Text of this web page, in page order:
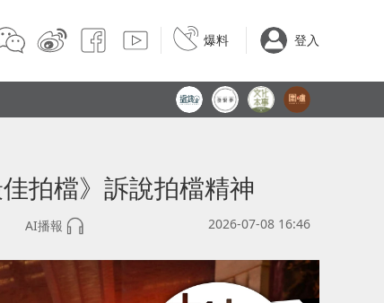
爆料 登入
拍檔》訴說拍檔精神
AI播報 2026-07-08 16:46